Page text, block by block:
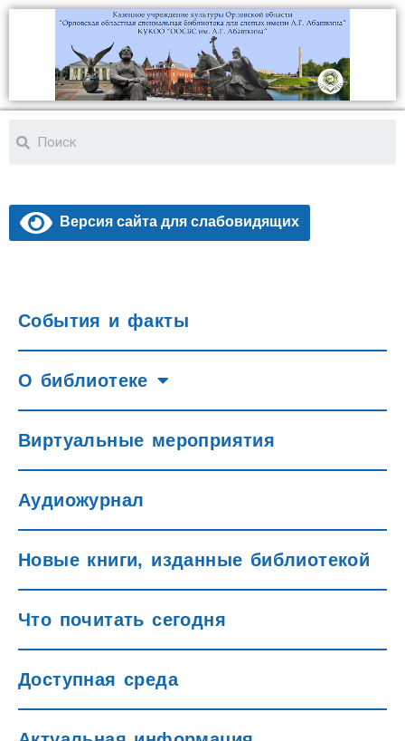
Версия сайта для слабовидящих
События и факты
О библиотеке
Виртуальные мероприятия
Аудиожурнал
Новые книги, изданные библиотекой
Что почитать сегодня
Доступная среда